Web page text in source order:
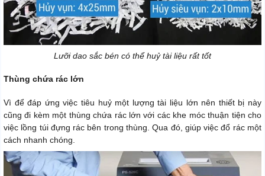
Lưỡi dao sắc bén có thể huỷ tài liệu rất tốt
Thùng chứa rác lớn
Vì để đáp ứng việc tiêu huỷ một lượng tài liệu lớn nên thiết bị này
cũng đi kèm một thùng chứa rác lớn với các khe móc thuận tiện cho
việc lồng túi đựng rác bên trong thùng. Qua đó, giúp việc đổ rác một
cách nhanh chóng.